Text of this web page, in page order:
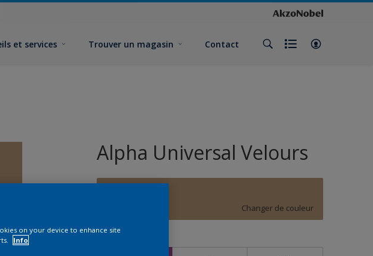
et services Trouver un magasin Contact
Alpha Universal Velours
Changer de couleur
on your device to enhance site
Info